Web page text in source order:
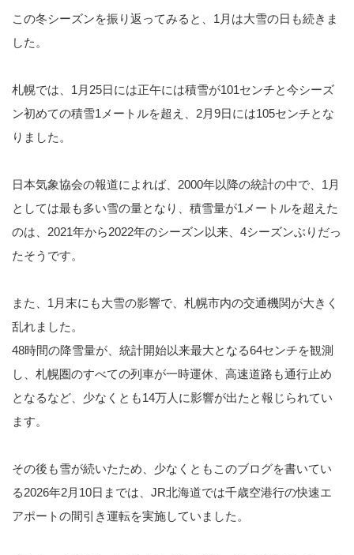
この冬シーズンを振り返ってみると、1月は大雪の日も続きま
した。
札幌では、1月25日には正午には積雪が101センチと今シーズ
ン初めての積雪1メートルを超え、2月9日には105センチとな
りました。
日本気象協会の報道によれば、2000年以降の統計の中で、1月
としては最も多い雪の量となり、積雪量が1メートルを超えた
のは、2021年から2022年のシーズン以来、4シーズンぶりだっ
たそうです。
また、1月末にも大雪の影響で、札幌市内の交通機関が大きく
乱れました。
48時間の降雪量が、統計開始以来最大となる64センチを観測
し、札幌圏のすべての列車が一時運休、高速道路も通行止め
となるなど、少なくとも14万人に影響が出たと報じられてい
ます。
その後も雪が続いたため、少なくともこのブログを書いてい
る2026年2月10日までは、JR北海道では千歳空港行の快速エ
アポートの間引き運転を実施していました。